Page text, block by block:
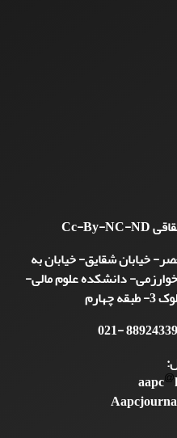
Cc-By-NC-ND
خیابان شقایق- خیابان به
دانشکده علوم مالی-
aapc